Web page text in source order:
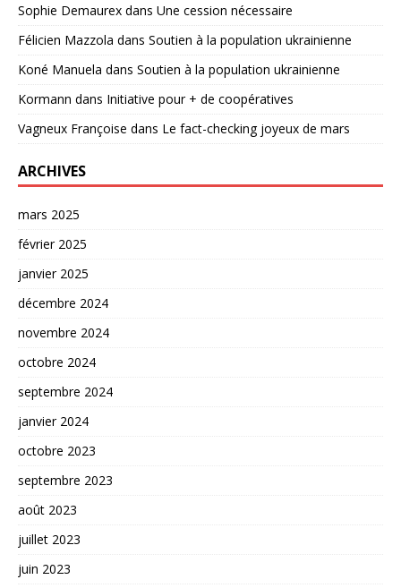
Sophie Demaurex dans Une cession nécessaire
Félicien Mazzola dans Soutien à la population ukrainienne
Koné Manuela dans Soutien à la population ukrainienne
Kormann dans Initiative pour + de coopératives
Vagneux Françoise dans Le fact-checking joyeux de mars
ARCHIVES
mars 2025
février 2025
janvier 2025
décembre 2024
novembre 2024
octobre 2024
septembre 2024
janvier 2024
octobre 2023
septembre 2023
août 2023
juillet 2023
juin 2023